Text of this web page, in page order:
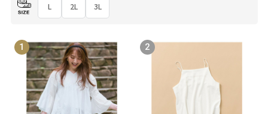
L 2L 3L
1 2